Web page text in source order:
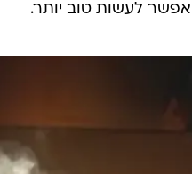
לעשות טוב יותר.